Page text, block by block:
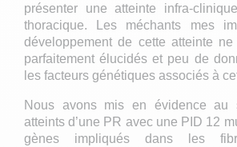
présenter une atteinte infra-
thoracique. Les méchants mes
développement de cette atteinte
parfaitement élucidés et peu de
les facteurs génétiques associés à
Nous avons mis en évidence au
atteints d’une PR avec une PID 12
gènes impliqués dans les